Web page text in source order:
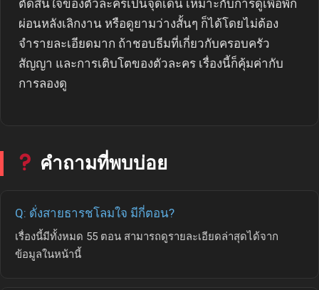
ตัดสินใจของตัวละครเป็นจุดเด่น เหมาะกับการดูเพื่อพัก
ผ่อนหลังเลิกงาน หรือดูยามว่างสั้นๆ ก็ได้โดยไม่ต้อง
จำรายละเอียดมาก ถ้าชอบธีมที่เกี่ยวกับครอบครัว
สัญญา และการเติบโตของตัวละคร เรื่องนี้ก็คุ้มค่ากับ
การลองดู
คำถามที่พบบ่อย
Q: ดั่งสายธารชโลมใจ มีกี่ตอน?
เรื่องนี้มีทั้งหมด 55 ตอน สามารถดูรายละเอียดล่าสุดได้จาก
ข้อมูลในหน้านี้